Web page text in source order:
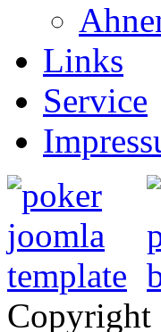
Links
Service
Copyright